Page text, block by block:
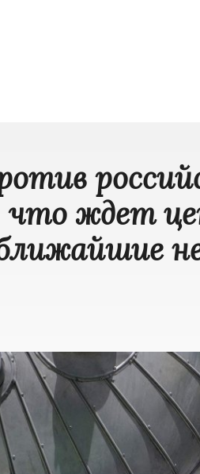
что ждет